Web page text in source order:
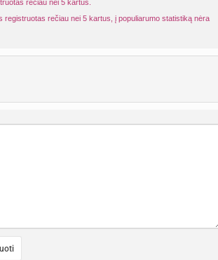
rečiau nei 5 kartus.
rečiau nei 5 kartus, į populiarumo statistiką nėra